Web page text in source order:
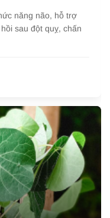
năng não, hỗ trợ
sau đột quỵ, chấn